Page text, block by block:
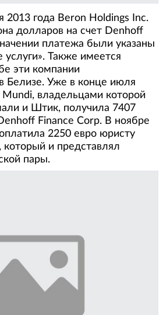
2013 года Beron Holdings Inc.
долларов на счет Denhoff
платежа были указаны
услуги». Также имеется
эти компании
Белизе. Уже в конце июля
владельцами которой
и Штик, получила 7407
Finance Corp. В ноябре
2250 евро юристу
и представлял
пары.